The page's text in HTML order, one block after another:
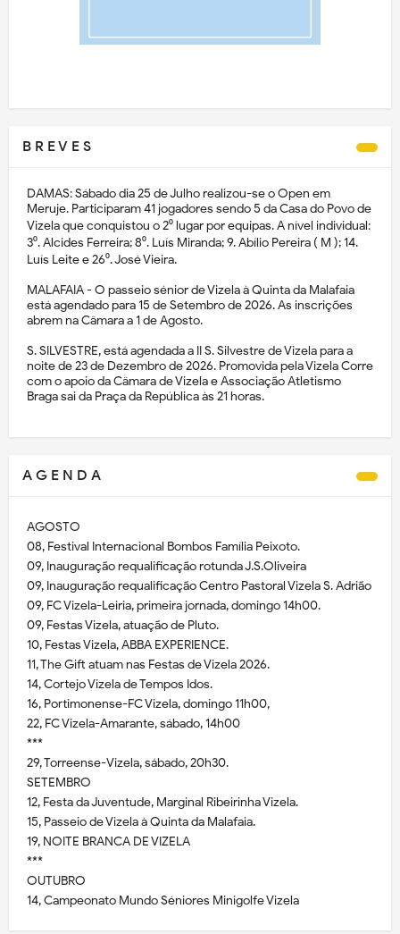
B R E V E S
DAMAS: Sábado dia 25 de Julho realizou-se o Open em
Meruje. Participaram 41 jogadores sendo 5 da Casa do Povo de
Vizela que conquistou o 2⁰ lugar por equipas. A nível individual:
3⁰. Alcides Ferreira; 8⁰. Luís Miranda; 9. Abílio Pereira ( M ); 14.
Luís Leite e 26⁰. José Vieira.
MALAFAIA - O passeio sénior de Vizela à Quinta da Malafaia
está agendado para 15 de Setembro de 2026. As inscrições
abrem na Câmara a 1 de Agosto.
S. SILVESTRE, está agendada a II S. Silvestre de Vizela para a
noite de 23 de Dezembro de 2026. Promovida pela Vizela Corre
com o apoio da Câmara de Vizela e Associação Atletismo
Braga sai da Praça da República às 21 horas.
A G E N D A
AGOSTO
08, Festival Internacional Bombos Família Peixoto.
09, Inauguração requalificação rotunda J.S.Oliveira
09, Inauguração requalificação Centro Pastoral Vizela S. Adrião
09, FC Vizela-Leiria, primeira jornada, domingo 14h00.
09, Festas Vizela, atuação de Pluto.
10, Festas Vizela, ABBA EXPERIENCE.
11, The Gift atuam nas Festas de Vizela 2026.
14, Cortejo Vizela de Tempos Idos.
16, Portimonense-FC Vizela, domingo 11h00,
22, FC Vizela-Amarante, sábado, 14h00
***
29, Torreense-Vizela, sábado, 20h30.
SETEMBRO
12, Festa da Juventude, Marginal Ribeirinha Vizela.
15, Passeio de Vizela à Quinta da Malafaia.
19, NOITE BRANCA DE VIZELA
***
OUTUBRO
14, Campeonato Mundo Séniores Minigolfe Vizela